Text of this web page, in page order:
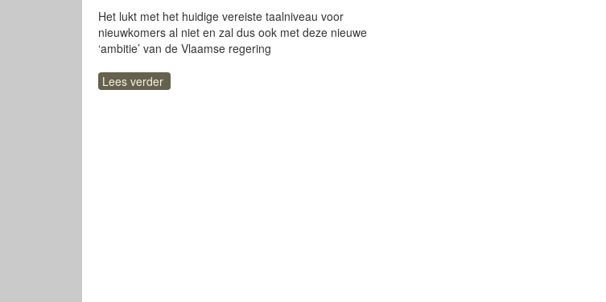
Het lukt met het huidige vereiste taalniveau voor
nieuwkomers al niet en zal dus ook met deze nieuwe
‘ambitie’ van de Vlaamse regering
Lees verder